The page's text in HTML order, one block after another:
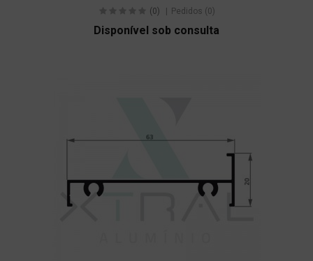
(0) Pedidos (0)
Disponível sob consulta